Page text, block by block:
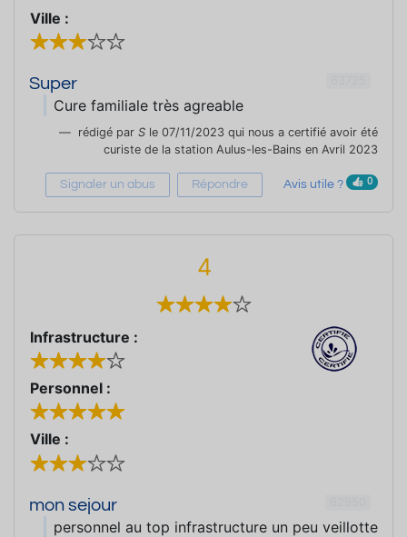
Ville :
Super
Cure familiale très agreable
rédigé par S le 07/11/2023 qui nous a certifié avoir été
curiste de la station Aulus-les-Bains en Avril 2023
Signaler un abus Répondre Avis utile ? 0
4
Infrastructure :
Personnel :
Ville :
mon sejour
personnel au top infrastructure un peu veillotte